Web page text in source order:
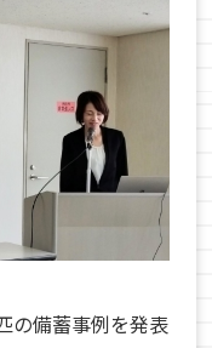
の備蓄事例を発表